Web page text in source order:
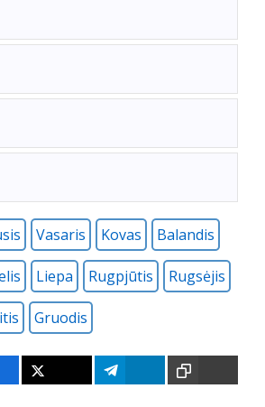
Vasaris Kovas Balandis
Liepa Rugpjūtis Rugsėjis
Gruodis